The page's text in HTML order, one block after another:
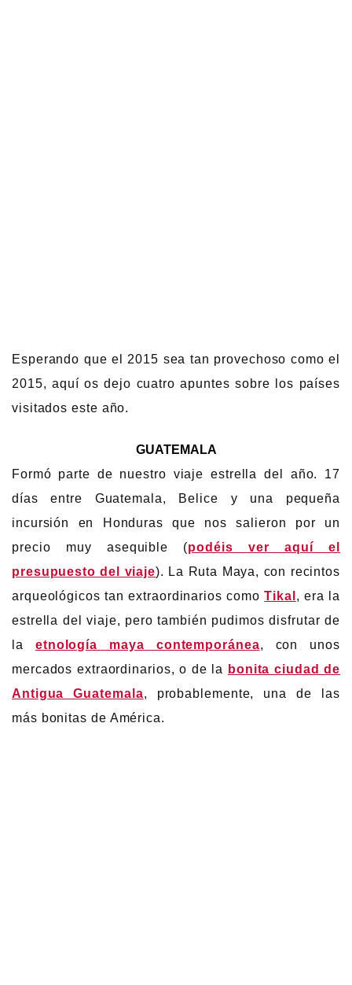
Esperando que el 2015 sea tan provechoso como el
2015, aquí os dejo cuatro apuntes sobre los países
visitados este año.
GUATEMALA
Formó parte de nuestro viaje estrella del año. 17
días entre Guatemala, Belice y una pequeña
incursión en Honduras que nos salieron por un
precio muy asequible (podéis ver aquí el
presupuesto del viaje). La Ruta Maya, con recintos
arqueológicos tan extraordinarios comoTikal , era la
estrella del viaje, pero también pudimos disfrutar de
la etnología maya contemporánea, con unos
mercados extraordinarios, o de la
bonita ciudad de
Antigua Guatemala, probablemente, una de las
más bonitas de América.